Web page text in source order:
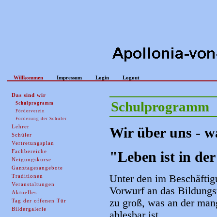
Willkommen Impressum Login Logout
Schulprogramm
Wir über uns -
"Leben ist in
Unter den im
Vorwurf an das
zu groß, was an der
Das sind wir
Schulprogramm
Förderverein
Förderung der Schüler
Lehrer
Schüler
Vertretungsplan
Fachbereiche
Neigungskurse
Ganztagesangebote
Traditionen
Veranstaltungen
Aktuelles
Tag der offenen Tür
Bildergalerie